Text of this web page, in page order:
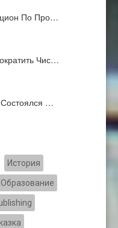
По Про…
Чис…
…
История
Образование